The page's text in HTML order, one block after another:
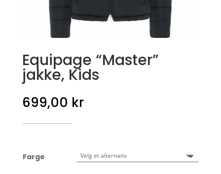
Equipage “Master”
jakke, Kids
699,00 kr
Farge